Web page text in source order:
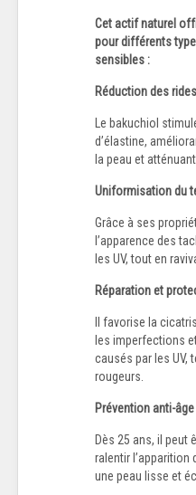
Cet actif naturel
pour différents
sensibles :
Réduction des
Le bakuchiol
d’élastine,
la peau et
Uniformisation du
Grâce à ses
l’apparence des
les UV, tout en
Réparation et
Il favorise la
les imperfections
causés par les UV,
rougeurs.
Prévention anti-âge
Dès 25 ans, il peut
ralentir l’apparition
une peau lisse et